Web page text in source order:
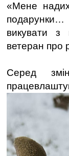
«Мене
подарунки…
викувати з
ветеран про
Серед